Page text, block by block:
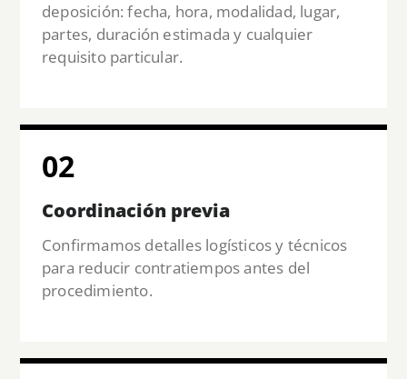
deposición: fecha, hora, modalidad, lugar,
partes, duración estimada y cualquier
requisito particular.
02
Coordinación previa
Confirmamos detalles logísticos y técnicos
para reducir contratiempos antes del
procedimiento.